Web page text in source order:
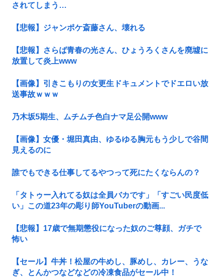
されてしまう…
【悲報】ジャンポケ斎藤さん、壊れる
【悲報】さらば青春の光さん、ひょうろくさんを廃墟に
放置して炎上www
【画像】引きこもりの女更生ドキュメントでドエロい放
送事故ｗｗｗ
乃木坂5期生、ムチムチ色白ナマ足公開www
【画像】女優・堀田真由、ゆるゆる胸元もう少しで谷間
見えるのに
誰でもできる仕事してるやつって死にたくならんの？
「タトゥー入れてる奴は全員バカです」「すごい民度低
い」この道23年の彫り師YouTuberの動画...
【悲報】17歳で無期懲役になった奴のご尊顔、ガチで
怖い
【セール】牛丼！松屋の牛めし、豚めし、カレー、うな
ぎ、とんかつなどなどの冷凍食品がセール中！